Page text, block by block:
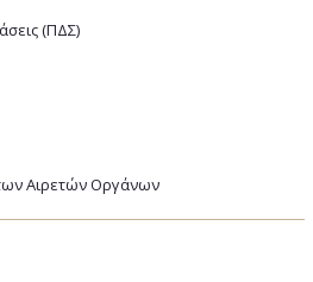
(ΠΔΣ)
Αιρετών Οργάνων